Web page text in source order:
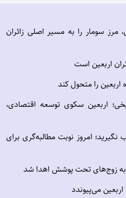
مرز سومار را به مسیر اصلی زائران
اربعین است
اربعین را متحول کند
اربعین سکوی توسعه اقتصادی،
نگیرید؛ امروز نوبت مطالبه‌گری برای
می‌پیوندد